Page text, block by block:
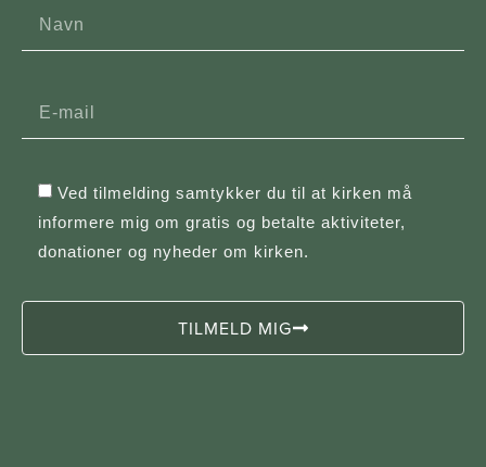
Ved tilmelding samtykker du til at kirken må
informere mig om gratis og betalte aktiviteter,
donationer og nyheder om kirken.
TILMELD MIG